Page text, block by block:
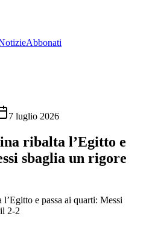
Abbonati
7 luglio 2026
ribalta l’Egitto e
sbaglia un rigore